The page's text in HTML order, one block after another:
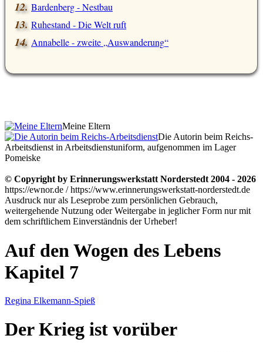
Bardenberg - Nestbau
Ruhestand - Die Welt ruft
Annabelle - zweite Auswanderung
Meine Eltern
Die Autorin beim Reichs-
Arbeitsdienst in Arbeitsdienstuniform, aufgenommen im Lager
Pomeiske
© Copyright by Erinnerungswerkstatt Norderstedt 2004 - 2026
https://ewnor.de / https://www.erinnerungswerkstatt-norderstedt.de
Ausdruck nur als Leseprobe zum persönlichen Gebrauch,
weitergehende Nutzung oder Weitergabe in jeglicher Form nur mit
dem schriftlichem Einverständnis der Urheber!
Auf den Wogen des Lebens
Kapitel 7
Regina Elkemann-Spieß
Der Krieg ist vorüber